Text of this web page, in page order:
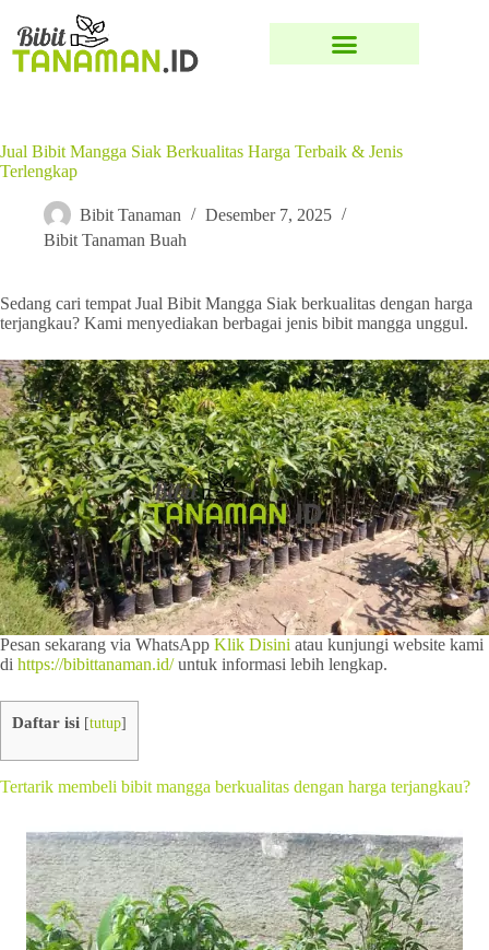
Jual Bibit Mangga Siak Berkualitas Harga Terbaik & Jenis
Terlengkap
Bibit Tanaman
Desember 7, 2025
Bibit Tanaman Buah
Sedang cari tempat Jual Bibit Mangga Siak berkualitas dengan harga
terjangkau? Kami menyediakan berbagai jenis bibit mangga unggul.
Pesan sekarang via WhatsApp Klik Disini atau kunjungi website kami
di https://bibittanaman.id/untuk informasi lebih lengkap.
Daftar isi [tutup]
Tertarik membeli bibit mangga berkualitas dengan harga terjangkau?